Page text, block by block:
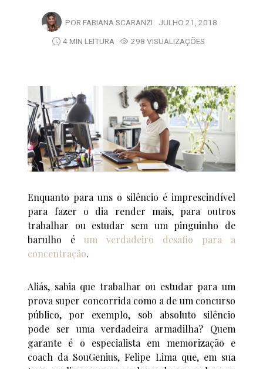
POR FABIANA SCARANZI JULHO 21, 2018
4 MIN LEITURA
298 VISUALIZAÇÕES
Enquanto para uns o silêncio é imprescindível
para fazer o dia render mais, para outros
trabalhar ou estudar sem um pinguinho de
barulho éum verdadeiro desafio para a
concentração.
Aliás, sabia que trabalhar ou estudar para um
prova super concorrida como a de um concurso
público, por exemplo, sob absoluto silêncio
pode ser uma verdadeira armadilha? Quem
garante é o especialista em memorização e
coach da SouGenius, Felipe Lima que, em sua